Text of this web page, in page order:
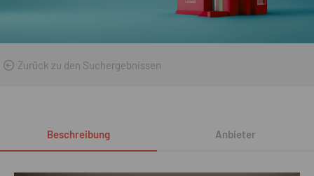
Zurück zu den Suchergebnissen
Beschreibung Anbieter